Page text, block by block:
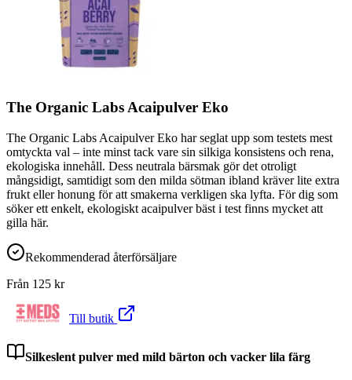
The Organic Labs Acaipulver Eko
The Organic Labs Acaipulver Eko har seglat upp som testets mest
omtyckta val – inte minst tack vare sin silkiga konsistens och rena,
ekologiska innehåll. Dess neutrala bärsmak gör det otroligt
mångsidigt, samtidigt som den milda sötman ibland kräver lite extra
frukt eller honung för att smakerna verkligen ska lyfta. För dig som
söker ett enkelt, ekologiskt acaipulver bäst i test finns mycket att
gilla här.
Rekommenderad återförsäljare
Från 125 kr
Till butik
Silkeslent pulver med mild bärton och vacker lila färg